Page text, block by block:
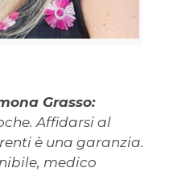
Grasso:
Affidarsi al
è una garanzia.
medico